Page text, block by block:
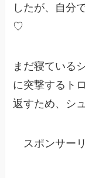
したが、自分
♡
まだ寝ている
に突撃するト
返すため、シ
スポンサー